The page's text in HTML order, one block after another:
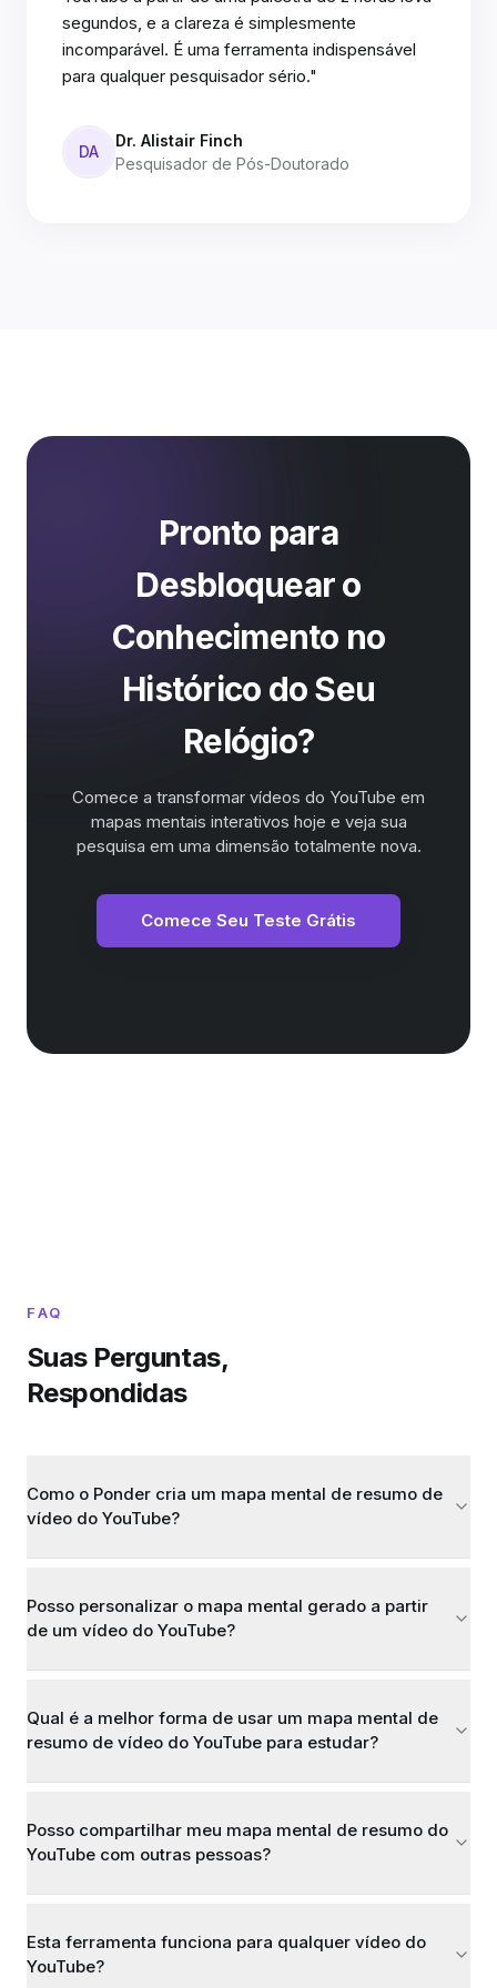
segundos, e a clareza é simplesmente
incomparável. É uma ferramenta indispensável
para qualquer pesquisador sério."
DA
Dr. Alistair Finch
Pesquisador de Pós-Doutorado
Pronto para
Desbloquear o
Conhecimento no
Histórico do Seu
Relógio?
Comece a transformar vídeos do YouTube em
mapas mentais interativos hoje e veja sua
pesquisa em uma dimensão totalmente nova.
Comece Seu Teste Grátis
FAQ
Suas Perguntas,
Respondidas
Como o Ponder cria um mapa mental de resumo de
vídeo do YouTube?
Posso personalizar o mapa mental gerado a partir
de um vídeo do YouTube?
Qual é a melhor forma de usar um mapa mental de
resumo de vídeo do YouTube para estudar?
Posso compartilhar meu mapa mental de resumo do
YouTube com outras pessoas?
Esta ferramenta funciona para qualquer vídeo do
YouTube?